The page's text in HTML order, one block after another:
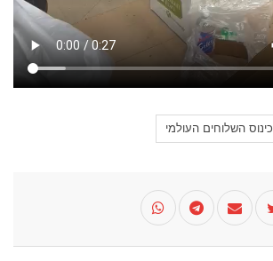
כינוס השלוחים העולמי